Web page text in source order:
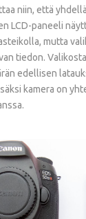
niin, että
LCD-paneeli
mutta
tiedon.
edellisen
kamera on